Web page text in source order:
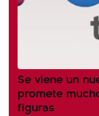
Se viene un
promete
figuras